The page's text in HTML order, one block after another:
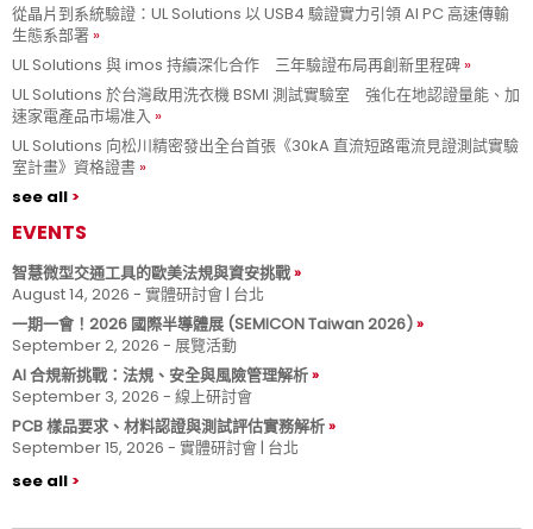
從晶片到系統驗證：UL Solutions 以 USB4 驗證實力引領 AI PC 高速傳輸
生態系部署
UL Solutions 與 imos 持續深化合作 三年驗證布局再創新里程碑
UL Solutions 於台灣啟用洗衣機 BSMI 測試實驗室 強化在地認證量能、加
速家電產品市場准入
UL Solutions 向松川精密發出全台首張《30kA 直流短路電流見證測試實驗
室計畫》資格證書
see all
EVENTS
智慧微型交通工具的歐美法規與資安挑戰
August 14, 2026 - 實體研討會 | 台北
一期一會！2026 國際半導體展 (SEMICON Taiwan 2026)
September 2, 2026 - 展覽活動
AI 合規新挑戰：法規、安全與風險管理解析
September 3, 2026 - 線上研討會
PCB 樣品要求、材料認證與測試評估實務解析
September 15, 2026 - 實體研討會 | 台北
see all